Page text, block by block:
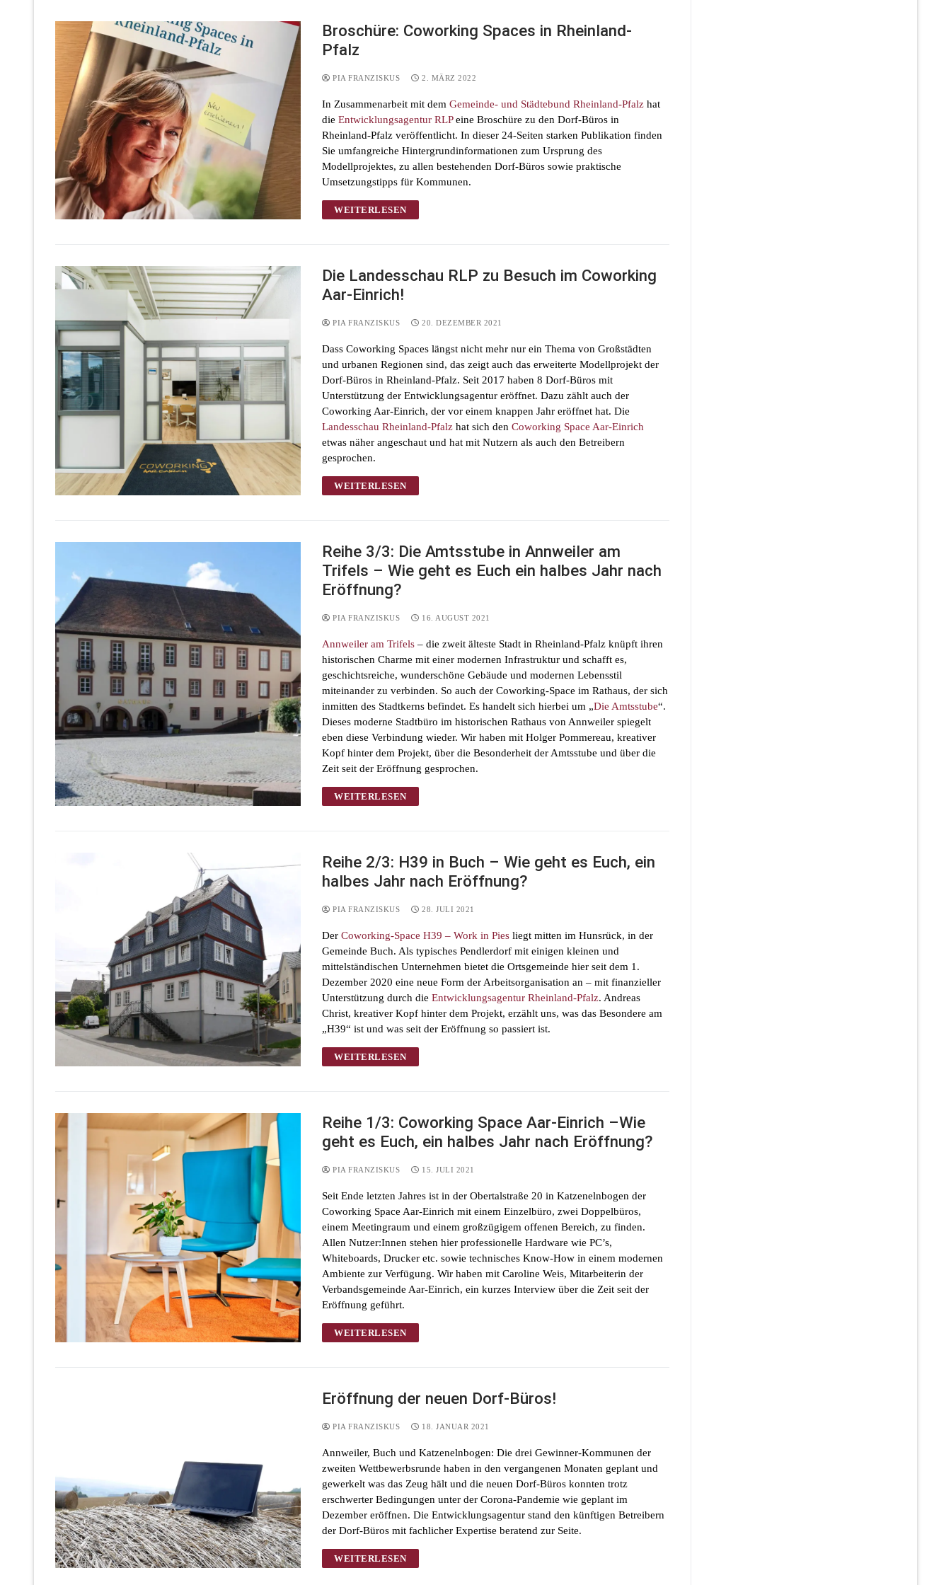
Broschüre: Coworking Spaces in Rheinland-
Pfalz
PIA FRANZISKUS 2. MÄRZ 2022
In Zusammenarbeit mit dem Gemeinde- und Städtebund Rheinland-Pfalz hat
die Entwicklungsagentur RLPeine Broschüre zu den Dorf-Büros in
Rheinland-Pfalz veröffentlicht. In dieser 24-Seiten starken Publikation finden
Sie umfangreiche Hintergrundinformationen zum Ursprung des
Modellprojektes, zu allen bestehenden Dorf-Büros sowie praktische
Umsetzungstipps für Kommunen.
WEITERLESEN
Die Landesschau RLP zu Besuch im Coworking
Aar-Einrich!
PIA FRANZISKUS 20. DEZEMBER 2021
Dass Coworking Spaces längst nicht mehr nur ein Thema von Großstädten
und urbanen Regionen sind, das zeigt auch das erweiterte Modellprojekt der
Dorf-Büros in Rheinland-Pfalz. Seit 2017 haben 8 Dorf-Büros mit
Unterstützung der Entwicklungsagentur eröffnet. Dazu zählt auch der
Coworking Aar-Einrich, der vor einem knappen Jahr eröffnet hat. Die
Landesschau Rheinland-Pfalz hat sich den Coworking Space Aar-Einrich
etwas näher angeschaut und hat mit Nutzern als auch den Betreibern
gesprochen.
WEITERLESEN
Reihe 3/3: Die Amtsstube in Annweiler am
Trifels – Wie geht es Euch ein halbes Jahr nach
Eröffnung?
PIA FRANZISKUS 16. AUGUST 2021
Annweiler am Trifels – die zweit älteste Stadt in Rheinland-Pfalz knüpft ihren
historischen Charme mit einer modernen Infrastruktur und schafft es,
geschichtsreiche, wunderschöne Gebäude und modernen Lebensstil
miteinander zu verbinden. So auch der Coworking-Space im Rathaus, der sich
inmitten des Stadtkerns befindet. Es handelt sich hierbei um „Die Amtsstube“.
Dieses moderne Stadtbüro im historischen Rathaus von Annweiler spiegelt
eben diese Verbindung wieder. Wir haben mit Holger Pommereau, kreativer
Kopf hinter dem Projekt, über die Besonderheit der Amtsstube und über die
Zeit seit der Eröffnung gesprochen.
WEITERLESEN
Reihe 2/3: H39 in Buch – Wie geht es Euch, ein
halbes Jahr nach Eröffnung?
PIA FRANZISKUS 28. JULI 2021
Der Coworking-Space H39 – Work in Pies liegt mitten im Hunsrück, in der
Gemeinde Buch. Als typisches Pendlerdorf mit einigen kleinen und
mittelständischen Unternehmen bietet die Ortsgemeinde hier seit dem 1.
Dezember 2020 eine neue Form der Arbeitsorganisation an – mit finanzieller
Unterstützung durch die Entwicklungsagentur Rheinland-Pfalz. Andreas
Christ, kreativer Kopf hinter dem Projekt, erzählt uns, was das Besondere am
„H39“ ist und was seit der Eröffnung so passiert ist.
WEITERLESEN
Reihe 1/3: Coworking Space Aar-Einrich –Wie
geht es Euch, ein halbes Jahr nach Eröffnung?
PIA FRANZISKUS 15. JULI 2021
Seit Ende letzten Jahres ist in der Obertalstraße 20 in Katzenelnbogen der
Coworking Space Aar-Einrich mit einem Einzelbüro, zwei Doppelbüros,
einem Meetingraum und einem großzügigem offenen Bereich, zu finden.
Allen Nutzer:Innen stehen hier professionelle Hardware wie PC’s,
Whiteboards, Drucker etc. sowie technisches Know-How in einem modernen
Ambiente zur Verfügung. Wir haben mit Caroline Weis, Mitarbeiterin der
Verbandsgemeinde Aar-Einrich, ein kurzes Interview über die Zeit seit der
Eröffnung geführt.
WEITERLESEN
Eröffnung der neuen Dorf-Büros!
PIA FRANZISKUS 18. JANUAR 2021
Annweiler, Buch und Katzenelnbogen: Die drei Gewinner-Kommunen der
zweiten Wettbewerbsrunde haben in den vergangenen Monaten geplant und
gewerkelt was das Zeug hält und die neuen Dorf-Büros konnten trotz
erschwerter Bedingungen unter der Corona-Pandemie wie geplant im
Dezember eröffnen. Die Entwicklungsagentur stand den künftigen Betreibern
der Dorf-Büros mit fachlicher Expertise beratend zur Seite.
WEITERLESEN